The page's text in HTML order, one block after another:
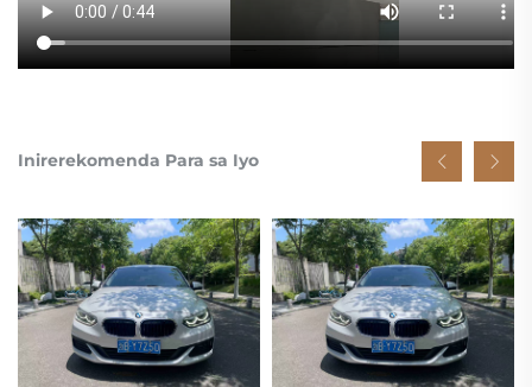
Inirerekomenda Para sa Iyo